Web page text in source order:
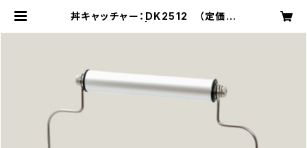
丼キャッチャー：DK2512 （定価価